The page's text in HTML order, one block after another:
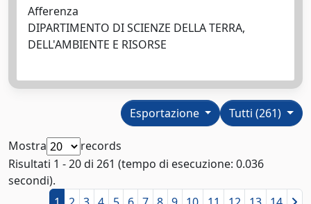
Afferenza
DIPARTIMENTO DI SCIENZE DELLA TERRA,
DELL'AMBIENTE E RISORSE
Tutti (261)
Esportazione
Mostra
records
Risultati 1 - 20 di 261 (tempo di esecuzione: 0.036
secondi).